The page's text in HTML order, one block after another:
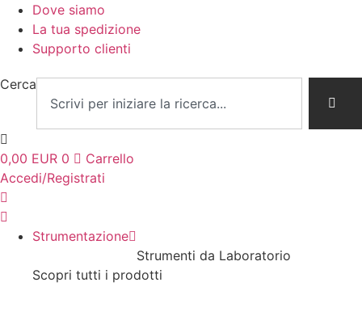
Dove siamo
La tua spedizione
Supporto clienti
Cerca
0,00 EUR 0
Carrello
Accedi/Registrati
Strumentazione
Strumenti da Laboratorio
Scopri tutti i prodotti